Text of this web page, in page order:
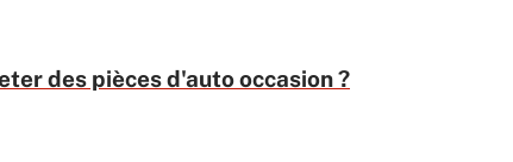
des pièces d'auto occasion ?